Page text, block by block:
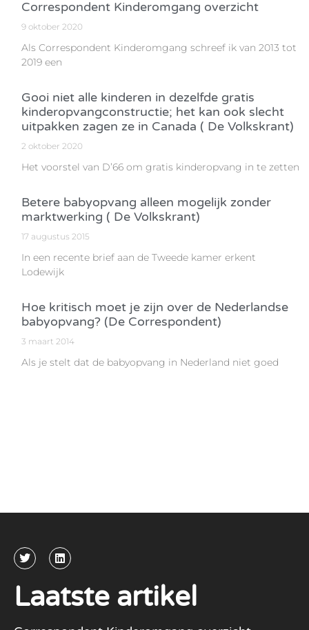
Correspondent Kinderomgang overzicht
9 oktober 2020
Als Correspondent Kinderomgang schreef ik van 2013 tot
2019 een
Gooi niet alle kinderen in dezelfde gratis
kinderopvangconstructie; het kan ook slecht
uitpakken zagen ze in Canada ( De Volkskrant)
2 oktober 2020
Het voorstel van D’66 om gratis kinderopvang in te zetten
Betere babyopvang alleen mogelijk zonder
marktwerking ( De Volkskrant)
17 augustus 2015
In een recente brief aan de Tweede kamer erkent
Lodewijk
Hoe kritisch moet je zijn over de Nederlandse
babyopvang? (De Correspondent)
3 maart 2014
Als je stelt dat de babyopvang in Nederland niet goed
Laatste artikel